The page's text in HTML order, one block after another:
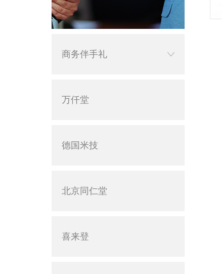
商务伴手礼
万仟堂
德国米技
北京同仁堂
喜来登